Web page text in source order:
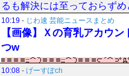
るも解決には至っておらず
10:19 - じわ速 芸能ニュースまとめ
【画像】Ｘの育乳アカウ
つw
10:08 - げーすぽch